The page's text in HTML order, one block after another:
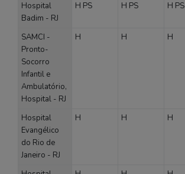
Hospital
Badim - RJ
H PS H PS H PS
SAMCI -
Pronto-
Socorro
Infantil e
Ambulatório,
Hospital - RJ
H H H
Hospital
Evangélico
do Rio de
Janeiro - RJ
H H H